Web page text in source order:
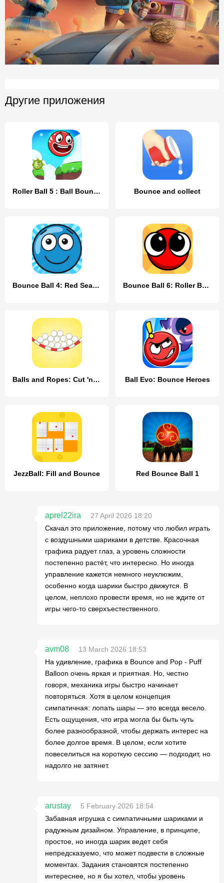
Другие приложения
Roller Ball 5 : Ball Bounce Bounce and collect
Bounce Ball 4: Red Season 4 Bounce Ball 6: Roller Ball 6
Balls and Ropes: Cut 'n Bounce Ball Evo: Bounce Heroes
JezzBall: Fill and Bounce Red Bounce Ball 1
aprel22ira
27 April 2026 18:20
Скачал это приложение, потому что любил играть
с воздушными шариками в детстве. Красочная
графика радует глаз, а уровень сложности
постепенно растёт, что интересно. Но иногда
управление кажется немного неуклюжим,
особенно когда шарики быстро движутся. В
целом, неплохо провести время, но не ждите от
игры чего-то сверхъестественного.
avm08
13 March 2026 18:53
На удивление, графика в Bounce and Pop - Puff
Balloon очень яркая и приятная. Но, честно
говоря, механика игры быстро начинает
повторяться. Хотя в целом концепция
симпатичная: лопать шары — это всегда весело.
Есть ощущения, что игра могла бы быть чуть
более разнообразной, чтобы держать интерес на
более долгое время. В целом, если хотите
повеселиться на короткую сессию — подходит, но
надолго не затянет.
arustay
5 February 2026 18:54
Забавная игрушка с симпатичными шариками и
радужным дизайном. Управление, в принципе,
простое, но иногда шарик ведет себя
непредсказуемо, что может подвести в сложные
моментах. Задания становятся постепенно
интереснее, но я бы хотел, чтобы уровень